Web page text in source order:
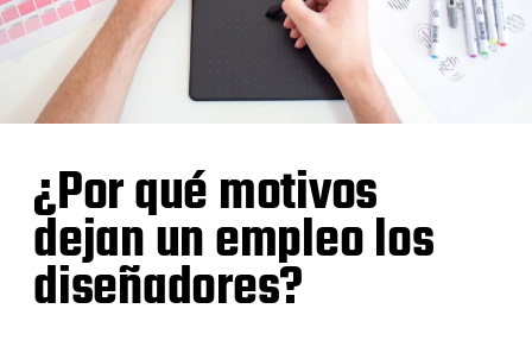
¿Por qué motivos
dejan un empleo los
diseñadores?